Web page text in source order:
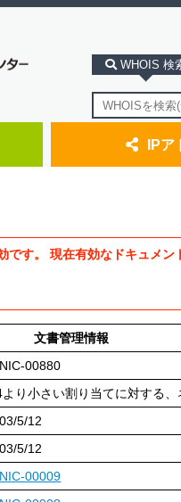
WHOIS 検
IPア
です。 現在有効なドキュメン
文書管理情報
00880
より小さい割り当てに対する
5/12
5/12
00009